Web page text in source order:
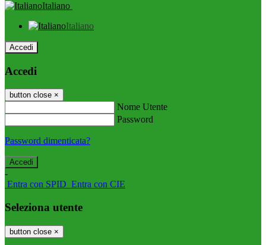
Italiano
Italiano
Accedi
Accedi
button close ×
Nome Utente
Password
Password dimenticata?
-
Entra con SPID Entra con CIE
Seleziona utente
button close ×